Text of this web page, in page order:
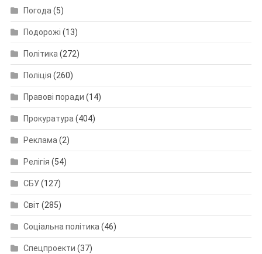
Погода (5)
Подорожі (13)
Політика (272)
Поліція (260)
Правові поради (14)
Прокуратура (404)
Реклама (2)
Релігія (54)
СБУ(127)
Світ (285)
Соціальна політика (46)
Спецпроекти (37)